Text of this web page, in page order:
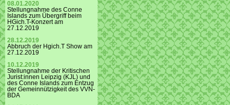
08.01.2020
Stellungnahme des Conne
Islands zum Übergriff beim
HGich.T-Konzert am
27.12.2019
28.12.2019
Abbruch der Hgich.T Show am
27.12.2019
10.12.2019
Stellungnahme der Kritischen
Jurist:innen Leipzig (KJL) und
des Conne Islands zum Entzug
der Gemeinnützigkeit des VVN-
BDA